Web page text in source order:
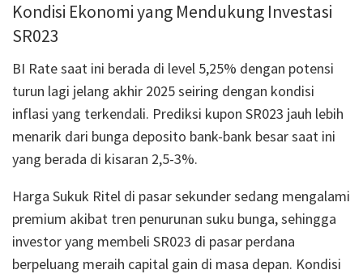
Kondisi Ekonomi yang Mendukung Investasi
SR023
BI Rate saat ini berada di level 5,25% dengan potensi
turun lagi jelang akhir 2025 seiring dengan kondisi
inflasi yang terkendali. Prediksi kupon SR023 jauh lebih
menarik dari bunga deposito bank-bank besar saat ini
yang berada di kisaran 2,5-3%.
Harga Sukuk Ritel di pasar sekunder sedang mengalami
premium akibat tren penurunan suku bunga, sehingga
investor yang membeli SR023 di pasar perdana
berpeluang meraih capital gain di masa depan. Kondisi